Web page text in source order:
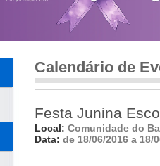
Calendário de
Festa Junina
Local: Comunidade do
Data: de 18/06/2016 a 18/